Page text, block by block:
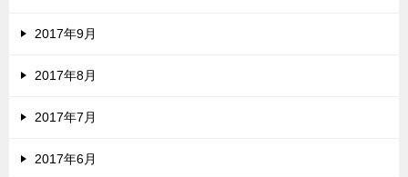
2017年9月
2017年8月
2017年7月
2017年6月